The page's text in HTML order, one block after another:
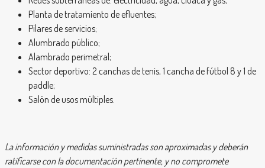
Planta de tratamiento de efluentes;
Pilares de servicios;
Alumbrado público;
Alambrado perimetral;
Sector deportivo: 2 canchas de tenis, 1 cancha de fútbol 8 y 1 de
paddle;
Salón de usos múltiples.
La información y medidas suministradas son aproximadas y deberán
ratificarse con la documentación pertinente, y no compromete